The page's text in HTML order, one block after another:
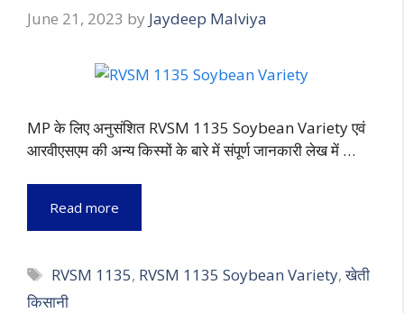
June 21, 2023 by Jaydeep Malviya
MP के लिए अनुसंशित RVSM 1135 Soybean Variety एवं
आरवीएसएम की अन्य किस्मों के बारे में संपूर्ण जानकारी लेख में …
Read more
Tags
RVSM 1135, RVSM 1135 Soybean Variety,खेती
किसानी